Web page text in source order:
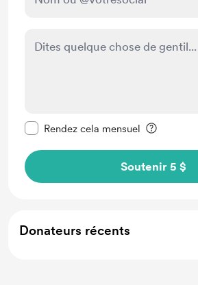
Rendez cela mensuel
Soutenir 5 $
Donateurs récents